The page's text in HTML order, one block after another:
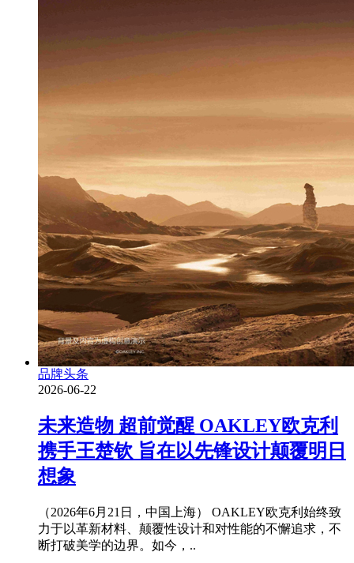
品牌头条
2026-06-22
未来造物 超前觉醒 OAKLEY欧克利
携手王楚钦 旨在以先锋设计颠覆明日
想象
（2026年6月21日，中国上海） OAKLEY欧克利始终致
力于以革新材料、颠覆性设计和对性能的不懈追求，不
断打破美学的边界。如今，..